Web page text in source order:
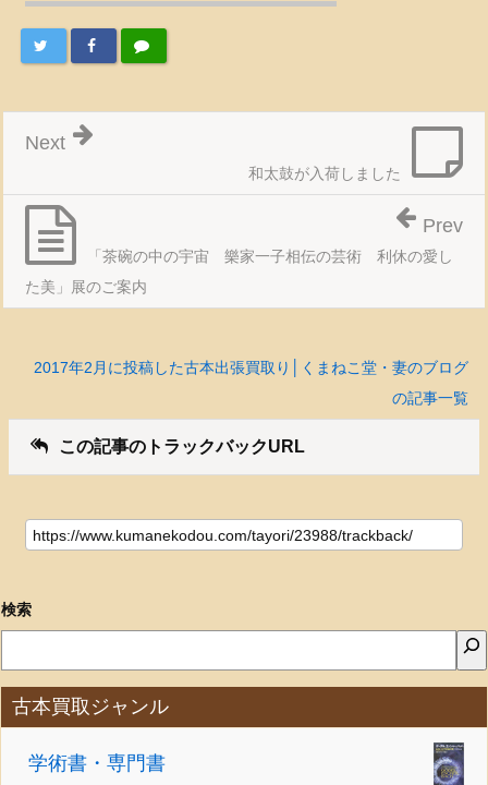
和太鼓が入荷しました
Next
「茶碗の中の宇宙 樂家一子相伝の芸術 利休の愛し
た美」展のご案内
Prev
2017年2月に投稿した古本出張買取り│くまねこ堂・妻のブログ
の記事一覧
この記事のトラックバックURL
検索
古本買取ジャンル
学術書・専門書